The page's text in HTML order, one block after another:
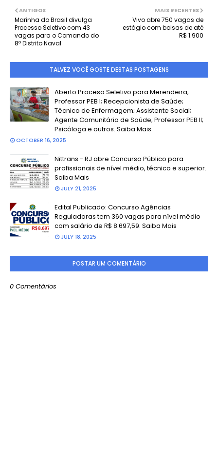
MAIS RECENTES
Vivo abre 750 vagas de
estágio com bolsas de até
R$ 1.900
ANTIGOS
Marinha do Brasil divulga
Processo Seletivo com 43
vagas para o Comando do
8º Distrito Naval
TALVEZ VOCÊ GOSTE DESTAS POSTAGENS
Aberto Proceso Seletivo para Merendeira;
Professor PEB I; Recepcionista de Saúde;
Técnico de Enfermagem; Assistente Social;
Agente Comunitário de Saúde; Professor PEB II;
Psicóloga e outros. Saiba Mais
OCTOBER 16, 2025
Nittrans - RJ abre Concurso Público para
profissionais de nível médio, técnico e superior.
Saiba Mais
JULY 21, 2025
Edital Publicado: Concurso Agências
Reguladoras tem 360 vagas para nível médio
com salário de R$ 8.697,59. Saiba Mais
JULY 18, 2025
POSTAR UM COMENTÁRIO
0 Comentários